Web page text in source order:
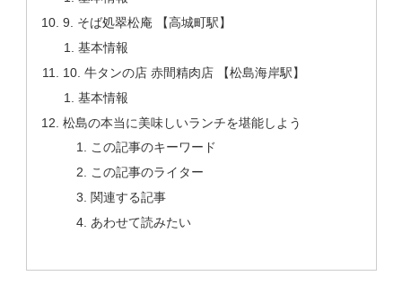
9. そば処翠松庵 【高城町駅】
基本情報
10. 牛タンの店 赤間精肉店 【松島海岸駅】
基本情報
松島の本当に美味しいランチを堪能しよう
この記事のキーワード
この記事のライター
関連する記事
あわせて読みたい